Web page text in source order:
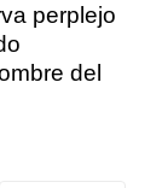
perplejo
del